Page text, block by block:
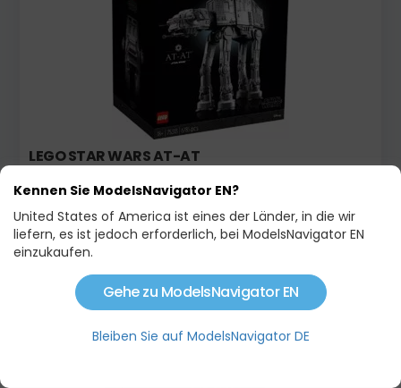
LEGO STAR WARS AT-AT
Ausverkauft
Kennen Sie ModelsNavigator EN?
United States of America ist eines der Länder, in die wir
liefern, es ist jedoch erforderlich, bei ModelsNavigator EN
einzukaufen.
Gehe zu ModelsNavigator EN
Bleiben Sie auf ModelsNavigator DE